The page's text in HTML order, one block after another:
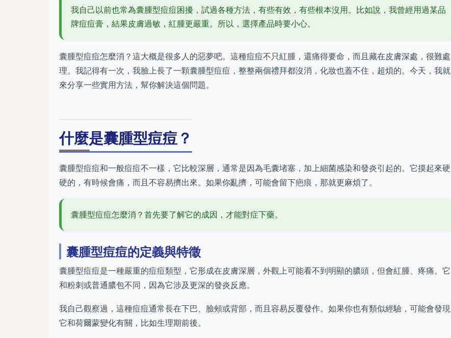
我自己以前也常為囊腫型痘痘困擾，試過各種方法，有些有效，有些根本沒用。比如說，我曾經用過某品
牌痘痘膏，結果皮膚過敏，紅腫更嚴重。所以，選擇產品時要小心。
囊腫型痘痘怎麼消？這大概是很多人的惡夢吧。這種痘痘不只紅腫，還痛得要命，而且藏在皮膚深處，很難處
理。我記得有一次，我臉上長了一顆囊腫型痘痘，整整兩個禮拜都沒消，化妝也蓋不住，超煩的。今天，我就
來分享一些實用方法，幫你解決這個問題。
什麼是囊腫型痘痘？
囊腫型痘痘和一般痘痘不一樣，它比較深層，通常是因為毛囊堵塞，加上細菌感染和發炎引起的。它摸起來硬
硬的，有時候會痛，而且不容易擠出來。如果你亂擠，可能會留下疤痕，那就更麻煩了。
囊腫型痘痘怎麼消？首先要了解它的成因，才能對症下藥。
囊腫型痘痘的定義與特徵
囊腫型痘痘是一種嚴重的痘痘類型，它形成在皮膚深層，外觀上可能看不到明顯的膿頭，但會紅腫、疼痛。它
和粉刺或普通膿包不同，因為它涉及更深的發炎反應。
我自己觀察過，這種痘痘通常長在下巴、臉頰或背部，而且容易反覆發作。如果你也有類似經驗，可能會發現
它和荷爾蒙變化有關，比如生理期前後。